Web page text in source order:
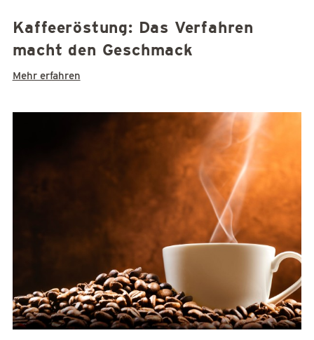
Kaffeeröstung: Das Verfahren
macht den Geschmack
Mehr erfahren